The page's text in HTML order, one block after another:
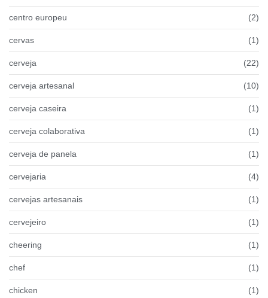
centro europeu (2)
cervas (1)
cerveja (22)
cerveja artesanal (10)
cerveja caseira (1)
cerveja colaborativa (1)
cerveja de panela (1)
cervejaria (4)
cervejas artesanais (1)
cervejeiro (1)
cheering (1)
chef (1)
chicken (1)